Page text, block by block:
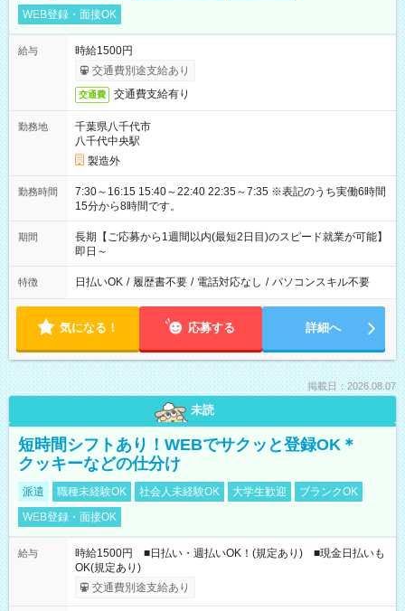
WEB登録・面接OK
給与
時給1500円
交通費別途支給あり
交通費 交通費支給有り
勤務地
千葉県八千代市
八千代中央駅
製造外
勤務時間
7:30～16:15 15:40～22:40 22:35～7:35 ※表記のうち実働6時間
15分から8時間です。
期間
長期【ご応募から1週間以内(最短2日目)のスピード就業が可能】
即日～
特徴 日払いOK / 履歴書不要 / 電話対応なし / パソコンスキル不要
気になる！ 応募する 詳細へ
掲載日：2026.08.07
未読
短時間シフトあり！WEBでサクッと登録OK＊
クッキーなどの仕分け
派遣 職種未経験OK 社会人未経験OK 大学生歓迎
ブランクOK
WEB登録・面接OK
給与
時給1500円 ■日払い・週払いOK！(規定あり) ■現金日払いも
OK(規定あり)
交通費別途支給あり